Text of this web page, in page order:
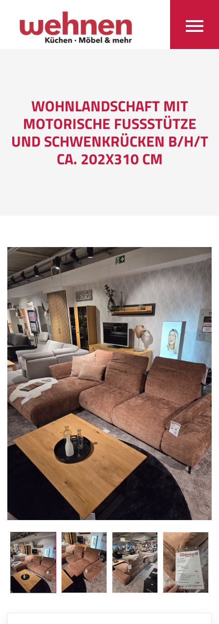
WOHNLANDSCHAFT MIT
MOTORISCHE FUSSSTÜTZE U
ND SCHWENKRÜCKEN B/H/T C
A. 202X310 CM